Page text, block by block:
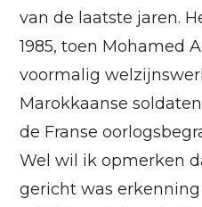
van de laatste jaren.
1985, toen Mohamed
voormalig
Marokkaanse
de Franse
Wel wil ik opmerken
gericht was